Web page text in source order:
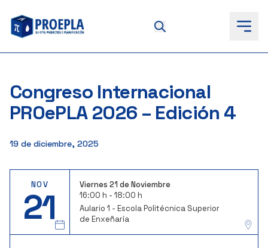
to
content
Congreso Internacional
PROePLA 2026 – Edición 4
19 de diciembre, 2025
NOV
21
Viernes 21 de Noviembre
16:00 h - 18:00 h
Aulario 1 - Escola Politécnica Superior
de Enxeñaría